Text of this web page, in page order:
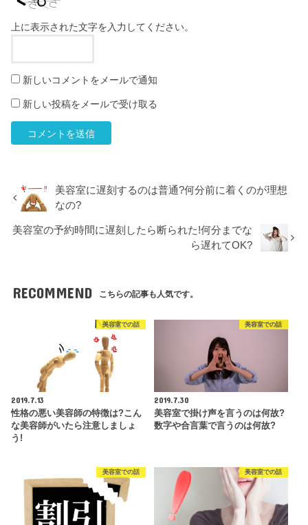
上に表示された文字を入力してください。
新しいコメントをメールで通知
新しい投稿をメールで受け取る
美容室に遅刻するのは普通?何分前に着くのが理想
なの?
美容室の予約時間に遅刻したら断られた!何分までな
ら遅れてOK?
RECOMMEND こちらの記事も人気です。
美容室での話
2019.7.13
性格の悪い美容師の特徴は?こん
な美容師がいたら注意しましょ
う!
美容室での話
2019.7.30
美容室で掛け声を言うのは何故?
数字や合言葉で言うのは何故?
美容室での話 美容室での話